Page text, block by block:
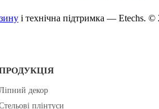
і технічна підтримка — Etechs. ©
декор
плінтуси